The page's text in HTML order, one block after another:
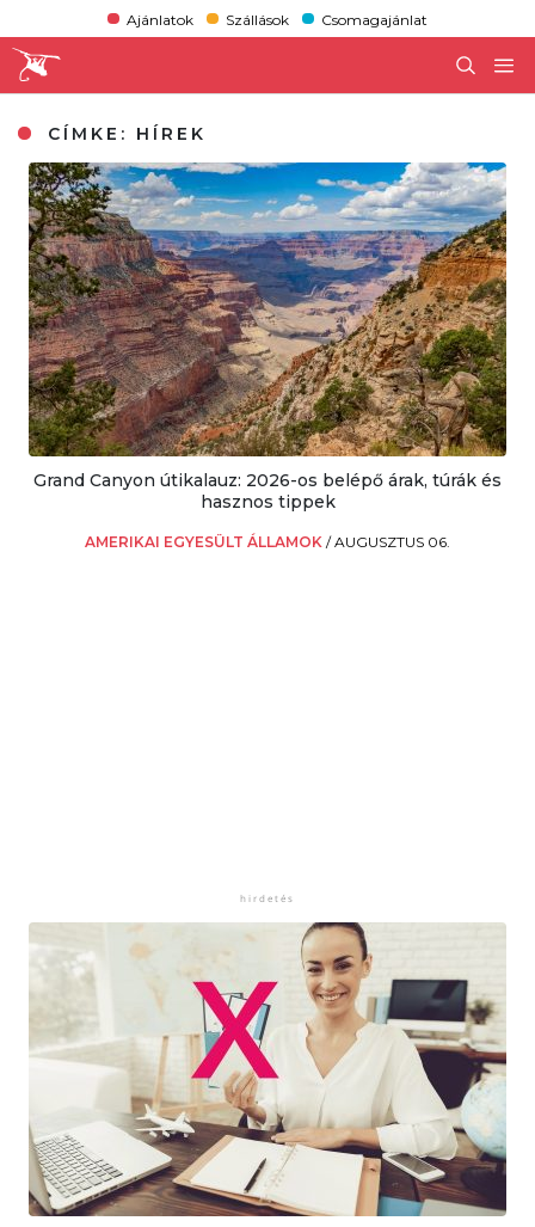
Ajánlatok Szállások Csomagajánlat
CÍMKE: HÍREK
Grand Canyon útikalauz: 2026-os belépő árak, túrák és
hasznos tippek
AMERIKAI EGYESÜLT ÁLLAMOK /AUGUSZTUS 06.